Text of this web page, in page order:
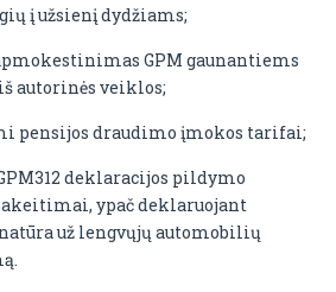
į užsienį dydžiams;
GPM gaunantiems
autorinės veiklos;
pensijos draudimo įmokos tarifai;
deklaracijos pildymo
ypač deklaruojant
už lengvųjų automobilių